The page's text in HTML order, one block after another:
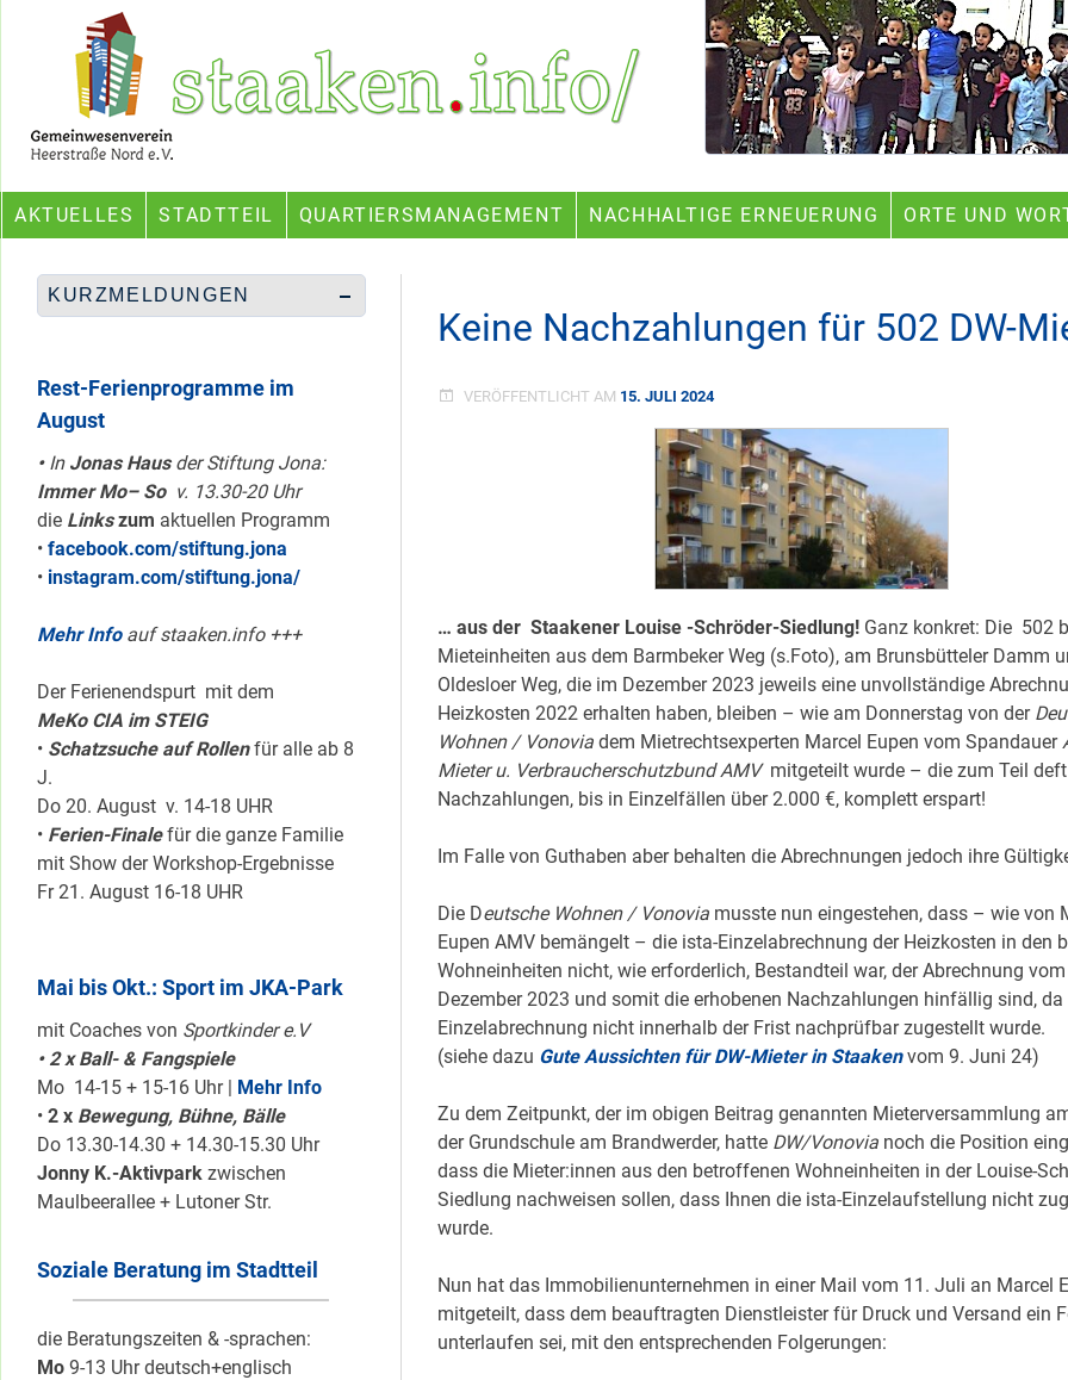
Ein Projekt des Gemeinwesenvereins Heerstraße Nord
AKTUELLES STADTTEIL QUARTIERSMANAGEMENT NACHHALTIGE ERNEUERUNG ORTE UND
Keine Nachzahlungen für 502 DW-
VERÖFFENTLICHT AM 15. JULI 2024
… aus der Staakener Louise -Schröder-Siedlung!Ganz konkret: Die 502
Mieteinheiten aus dem Barmbeker Weg (s.Foto), am Brunsbütteler Damm
Oldesloer Weg, die im Dezember 2023 jeweils eine unvollständige
Heizkosten 2022 erhalten haben, bleiben – wie am Donnerstag von der
Wohnen / Vonoviadem Mietrechtsexperten Marcel Eupen vom Spandauer
Mieter u. Verbraucherschutzbund AMV mitgeteilt wurde – die zum Teil
Nachzahlungen, bis in Einzelfällen über 2.000 €, komplett erspart!
Im Falle von Guthaben aberbehalten die Abrechnungen jedoch ihre
Die Deutsche Wohnen / Vonoviamusste nun eingestehen, dass – wie von
Eupen AMV bemängelt – die ista-Einzelabrechnung der Heizkosten in den
Wohneinheiten nicht, wie erforderlich, Bestandteil war, der Abrechnung
Dezember 2023 und somit die erhobenen Nachzahlungen hinfällig sind, da
Einzelabrechnung nicht innerhalb der Frist nachprüfbar zugestellt wurde.
(siehe dazu Gute Aussichten für DW-Mieter in Staakenvom 9. Juni 24)
Zu dem Zeitpunkt, der im obigen Beitrag genannten Mieterversammlung
der Grundschule am Brandwerder, hatte DW/Vonovianoch die Position
dass die Mieter:innen aus den betroffenen Wohneinheiten in der Louise-
Siedlung nachweisen sollen, dass Ihnen die ista-Einzelaufstellung nicht
wurde.
Nun hat das Immobilienunternehmen in einer Mail vom 11. Juli an Marcel
mitgeteilt, dass dem beauftragten Dienstleister für Druck und Versand ein
unterlaufen sei, mit den entsprechenden Folgerungen:
KURZMELDUNGEN
Rest-Ferienprogramme im
August
•InJonas Hausder Stiftung Jona:
Immer Mo– So v. 13.30-20 Uhr
die Linkszum aktuellen Programm
• facebook.com/stiftung.jona
• instagram.com/stiftung.jona/
Mehr Infoauf staaken.info +++
Der Ferienendspurt mit dem
MeKo CIA im STEIG
• Schatzsuche auf Rollenfür alle ab 8
J.
Do 20. August v. 14-18 UHR
• Ferien-Finalefür die ganze Familie
mit Show der Workshop-Ergebnisse
Fr 21. August 16-18 UHR
Mai bis Okt.: Sport im JKA-Park
mit Coaches von Sportkinder e.V
• 2 x Ball- & Fangspiele
Mo 14-15 + 15-16 Uhr |
Mehr Info
• 2 x Bewegung, Bühne, Bälle
Do 13.30-14.30 + 14.30-15.30 Uhr
Jonny K.-Aktivpark zwischen
Maulbeerallee + Lutoner Str.
Soziale Beratung im Stadtteil
die Beratungszeiten & -sprachen:
Mo 9-13 Uhr deutsch+englisch